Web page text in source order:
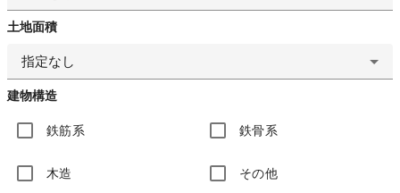
土地面積
指定なし
建物構造
鉄筋系 鉄骨系
木造 その他